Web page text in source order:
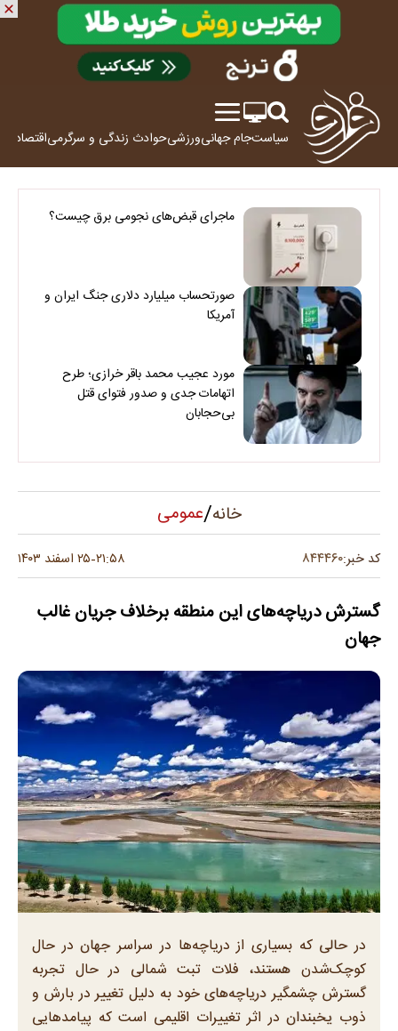
سیاستجام جهانیورزشیحوادث زندگی و سرگرمیاقتصاد
ماجرای قبض‌های نجومی برق چیست؟
صورتحساب میلیارد دلاری جنگ ایران و
آمریکا
مورد عجیب محمد باقر خرازی؛ طرح
اتهامات جدی و صدور فتوای قتل
بی‌حجابان
خانه/عمومی
کد خبر:۸۴۴۴۶۰ ۲۱:۵۸-۲۵ اسفند ۱۴۰۳
گسترش دریاچه‌های این منطقه برخلاف جریان غالب
جهان
در حالی که بسیاری از دریاچه‌ها در سراسر جهان در حال
کوچک‌شدن هستند، فلات تبت شمالی در حال تجربه
گسترش چشمگیر دریاچه‌های خود به دلیل تغییر در بارش و
ذوب یخبندان در اثر تغییرات اقلیمی است که پیامدهایی